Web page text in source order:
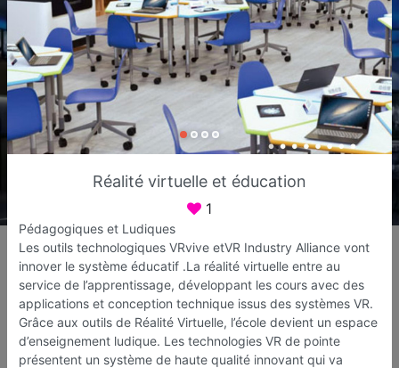
vrvive.fr
Réalité virtuelle
Fréjus
Favori Contacter
Réalité virtuelle et éducation
1
Pédagogiques et Ludiques
Les outils technologiques VRvive etVR Industry Alliance vont
innover le système éducatif .La réalité virtuelle entre au
service de l’apprentissage, développant les cours avec des
applications et conception technique issus des systèmes VR.
Grâce aux outils de Réalité Virtuelle, l’école devient un espace
d’enseignement ludique. Les technologies VR de pointe
présentent un système de haute qualité innovant qui va